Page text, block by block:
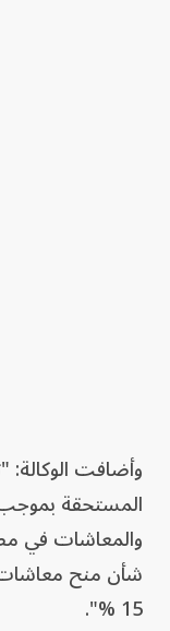
وأضافت الوكالة:
المستحقة بموجب
شأن منح معاشات
15 %".